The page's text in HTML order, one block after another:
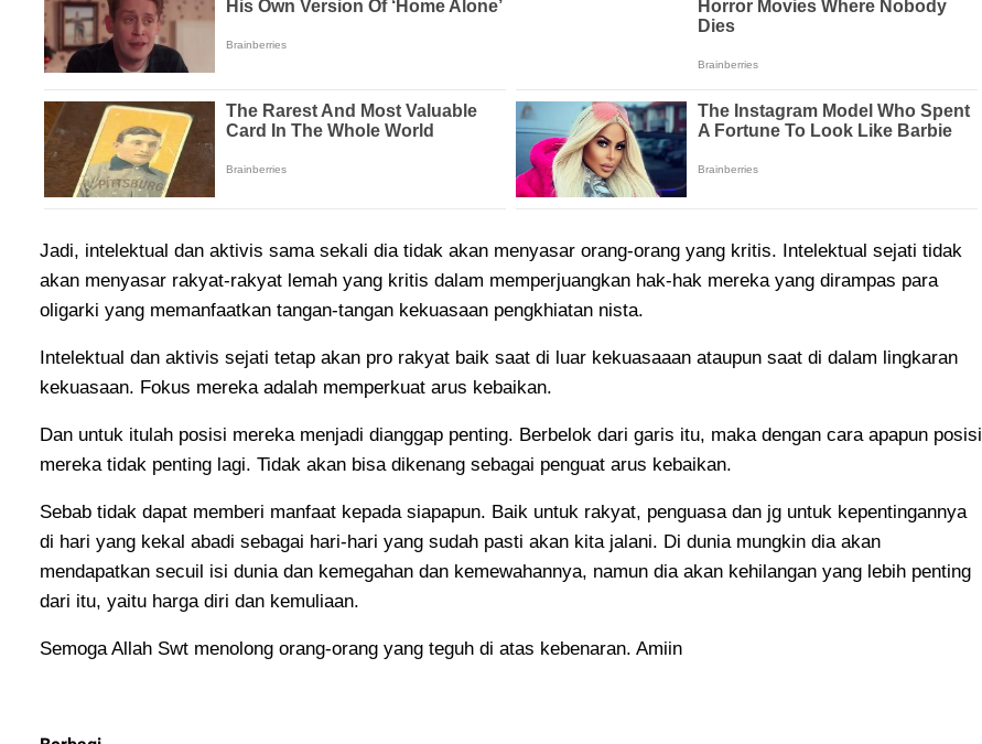
Jadi, intelektual dan aktivis sama sekali dia tidak akan menyasar orang-orang yang kritis. Intelektual sejati tidak
akan menyasar rakyat-rakyat lemah yang kritis dalam memperjuangkan hak-hak mereka yang dirampas para
oligarki yang memanfaatkan tangan-tangan kekuasaan pengkhiatan nista.
Intelektual dan aktivis sejati tetap akan pro rakyat baik saat di luar kekuasaaan ataupun saat di dalam lingkaran
kekuasaan. Fokus mereka adalah memperkuat arus kebaikan.
Dan untuk itulah posisi mereka menjadi dianggap penting. Berbelok dari garis itu, maka dengan cara apapun posisi
mereka tidak penting lagi. Tidak akan bisa dikenang sebagai penguat arus kebaikan.
Sebab tidak dapat memberi manfaat kepada siapapun. Baik untuk rakyat, penguasa dan jg untuk kepentingannya
di hari yang kekal abadi sebagai hari-hari yang sudah pasti akan kita jalani. Di dunia mungkin dia akan
mendapatkan secuil isi dunia dan kemegahan dan kemewahannya, namun dia akan kehilangan yang lebih penting
dari itu, yaitu harga diri dan kemuliaan.
Semoga Allah Swt menolong orang-orang yang teguh di atas kebenaran. Amiin